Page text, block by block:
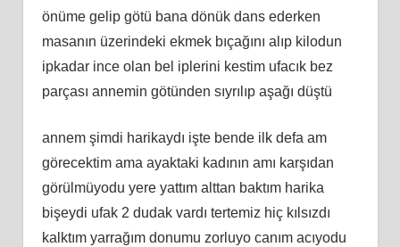
önüme gelip götü bana dönük dans ederken
masanın üzerindeki ekmek bıçağını alıp kilodun
ipkadar ince olan bel iplerini kestim ufacık bez
parçası annemin götünden sıyrılıp aşağı düştü
annem şimdi harikaydı işte bende ilk defa am
görecektim ama ayaktaki kadının amı karşıdan
görülmüyodu yere yattım alttan baktım harika
bişeydi ufak 2 dudak vardı tertemiz hiç kılsızdı
kalktım yarrağım donumu zorluyo canım acıyodu